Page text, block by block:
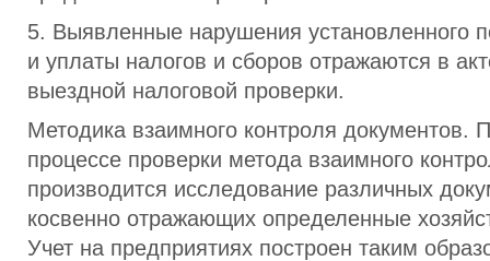
5. Выявленные нарушения установленного
и уплаты налогов и сборов отражаются в
выездной налоговой проверки.
Методика взаимного контроля документов.
процессе проверки метода взаимного
производится исследование различных
косвенно отражающих определенные
Учет на предприятиях построен таким